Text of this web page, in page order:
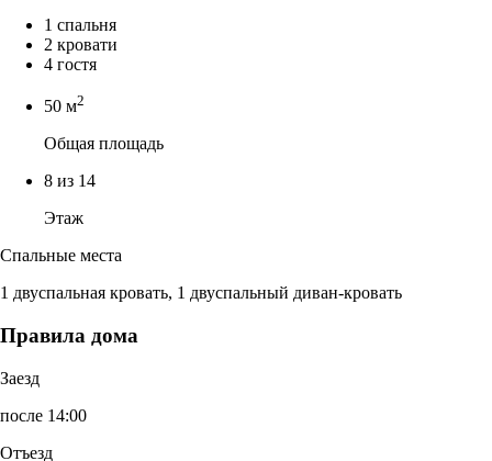
1 спальня
2 кровати
4 гостя
50 м2
Общая площадь
8 из 14
Этаж
Спальные места
1 двуспальная кровать, 1 двуспальный диван-кровать
Правила дома
Заезд
после 14:00
Отъезд